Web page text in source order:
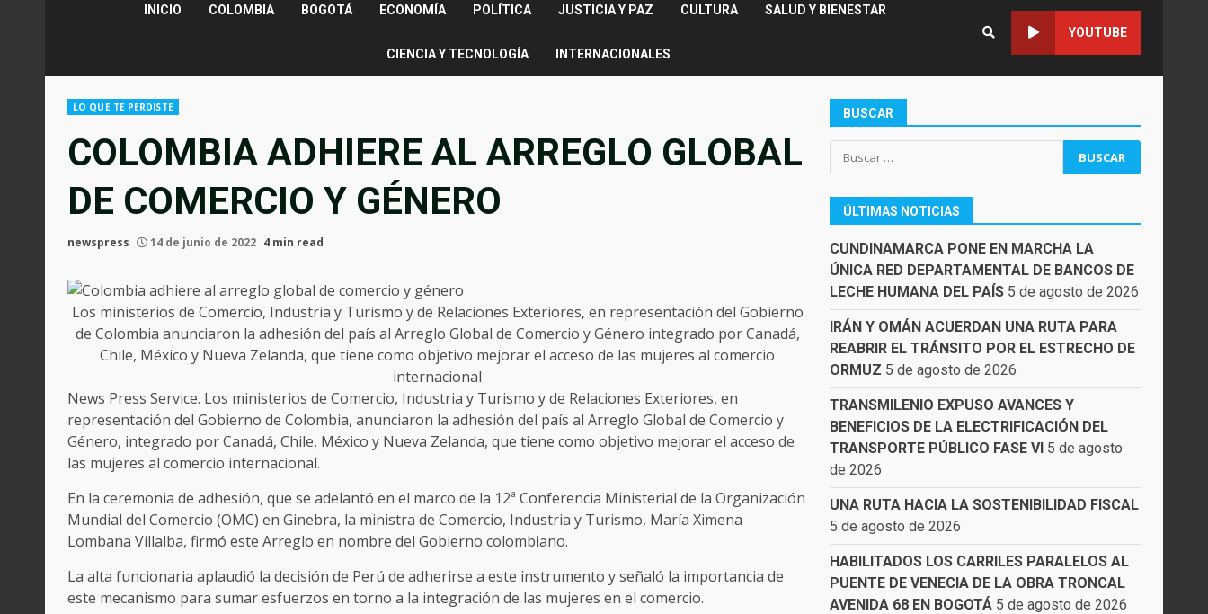
INICIO COLOMBIA BOGOTÁ ECONOMÍA POLÍTICA JUSTICIA Y PAZ CULTURA SALUD Y BIENESTAR
CIENCIA Y TECNOLOGÍA INTERNACIONALES
YOUTUBE
LO QUE TE PERDISTE
COLOMBIA ADHIERE AL ARREGLO GLOBAL
DE COMERCIO Y GÉNERO
newspress 14 de junio de 2022 4 min read
Los ministerios de Comercio, Industria y Turismo y de Relaciones Exteriores, en representación del Gobierno
de Colombia anunciaron la adhesión del país al Arreglo Global de Comercio y Género integrado por Canadá,
Chile, México y Nueva Zelanda, que tiene como objetivo mejorar el acceso de las mujeres al comercio
internacional
News Press Service. Los ministerios de Comercio, Industria y Turismo y de Relaciones Exteriores, en
representación del Gobierno de Colombia, anunciaron la adhesión del país al Arreglo Global de Comercio y
Género, integrado por Canadá, Chile, México y Nueva Zelanda, que tiene como objetivo mejorar el acceso de
las mujeres al comercio internacional.
En la ceremonia de adhesión, que se adelantó en el marco de la 12ª Conferencia Ministerial de la Organización
Mundial del Comercio (OMC) en Ginebra, la ministra de Comercio, Industria y Turismo, María Ximena
Lombana Villalba, firmó este Arreglo en nombre del Gobierno colombiano.
La alta funcionaria aplaudió la decisión de Perú de adherirse a este instrumento y señaló la importancia de
este mecanismo para sumar esfuerzos en torno a la integración de las mujeres en el comercio.
BUSCAR
Buscar:
ÚLTIMAS NOTICIAS
CUNDINAMARCA PONE EN MARCHA LA
ÚNICA RED DEPARTAMENTAL DE BANCOS DE
LECHE HUMANA DEL PAÍS 5 de agosto de 2026
IRÁN Y OMÁN ACUERDAN UNA RUTA PARA
REABRIR EL TRÁNSITO POR EL ESTRECHO DE
ORMUZ 5 de agosto de 2026
TRANSMILENIO EXPUSO AVANCES Y
BENEFICIOS DE LA ELECTRIFICACIÓN DEL
TRANSPORTE PÚBLICO FASE VI 5 de agosto
de 2026
UNA RUTA HACIA LA SOSTENIBILIDAD FISCAL
5 de agosto de 2026
HABILITADOS LOS CARRILES PARALELOS AL
PUENTE DE VENECIA DE LA OBRA TRONCAL
AVENIDA 68 EN BOGOTÁ 5 de agosto de 2026